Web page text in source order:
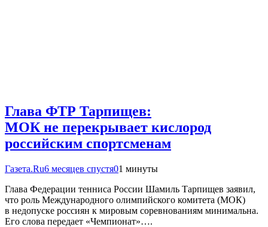
Глава ФТР Тарпищев:
МОК не перекрывает кислород
российским спортсменам
Газета.Ru6 месяцев спустя01 минуты
Глава Федерации тенниса России Шамиль Тарпищев заявил,
что роль Международного олимпийского комитета (МОК)
в недопуске россиян к мировым соревнованиям минимальна.
Его слова передает «Чемпионат»….